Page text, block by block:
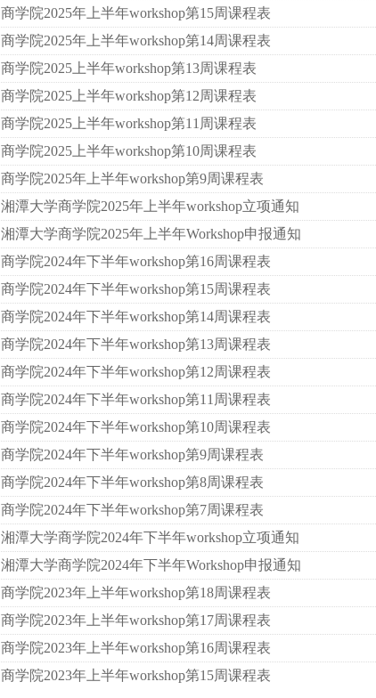
商学院2025年上半年workshop第15周课程表
商学院2025年上半年workshop第14周课程表
商学院2025上半年workshop第13周课程表
商学院2025上半年workshop第12周课程表
商学院2025上半年workshop第11周课程表
商学院2025上半年workshop第10周课程表
商学院2025年上半年workshop第9周课程表
湘潭大学商学院2025年上半年workshop立项通知
湘潭大学商学院2025年上半年Workshop申报通知
商学院2024年下半年workshop第16周课程表
商学院2024年下半年workshop第15周课程表
商学院2024年下半年workshop第14周课程表
商学院2024年下半年workshop第13周课程表
商学院2024年下半年workshop第12周课程表
商学院2024年下半年workshop第11周课程表
商学院2024年下半年workshop第10周课程表
商学院2024年下半年workshop第9周课程表
商学院2024年下半年workshop第8周课程表
商学院2024年下半年workshop第7周课程表
湘潭大学商学院2024年下半年workshop立项通知
湘潭大学商学院2024年下半年Workshop申报通知
商学院2023年上半年workshop第18周课程表
商学院2023年上半年workshop第17周课程表
商学院2023年上半年workshop第16周课程表
商学院2023年上半年workshop第15周课程表